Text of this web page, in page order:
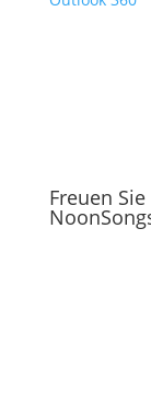
Freuen